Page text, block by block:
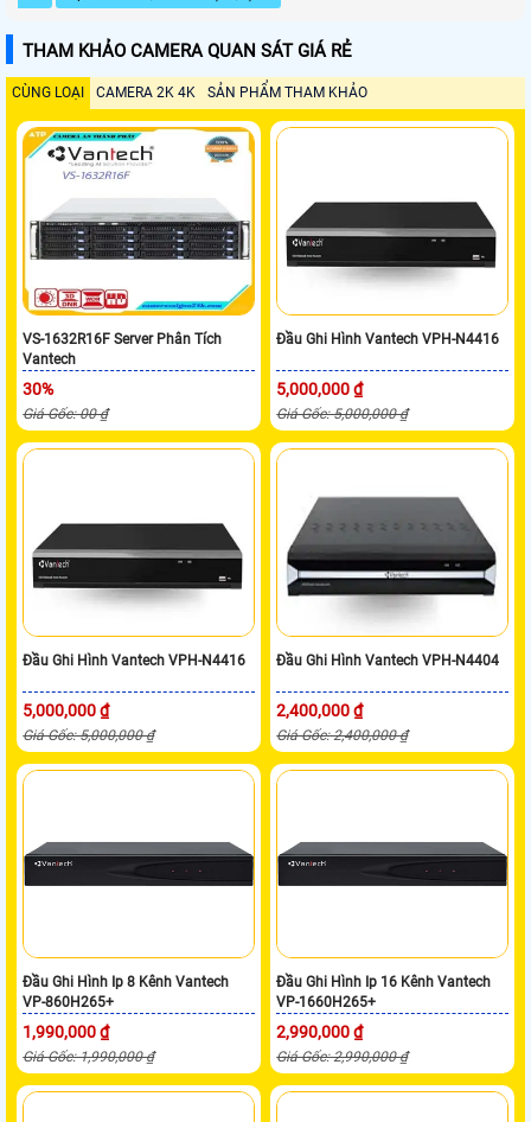
THAM KHẢO CAMERA QUAN SÁT GIÁ RẺ
CÙNG LOẠI CAMERA 2K 4K SẢN PHẨM THAM KHẢO
VS-1632R16F Server Phân Tích
Vantech
30%
Giá Gốc: 00 ₫
Đầu Ghi Hình Vantech VPH-N4416
5,000,000 ₫
Giá Gốc: 5,000,000 ₫
Đầu Ghi Hình Vantech VPH-N4416
5,000,000 ₫
Giá Gốc: 5,000,000 ₫
Đầu Ghi Hình Vantech VPH-N4404
2,400,000 ₫
Giá Gốc: 2,400,000 ₫
Đầu Ghi Hình Ip 8 Kênh Vantech
VP-860H265+
1,990,000 ₫
Giá Gốc: 1,990,000 ₫
Đầu Ghi Hình Ip 16 Kênh Vantech
VP-1660H265+
2,990,000 ₫
Giá Gốc: 2,990,000 ₫